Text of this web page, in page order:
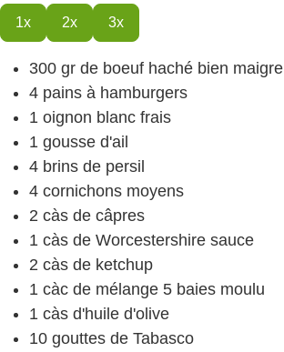
1x 2x 3x
300 gr de boeuf haché bien maigre
4 pains à hamburgers
1 oignon blanc frais
1 gousse d'ail
4 brins de persil
4 cornichons moyens
2 càs de câpres
1 càs de Worcestershire sauce
2 càs de ketchup
1 càc de mélange 5 baies moulu
1 càs d'huile d'olive
10 gouttes de Tabasco